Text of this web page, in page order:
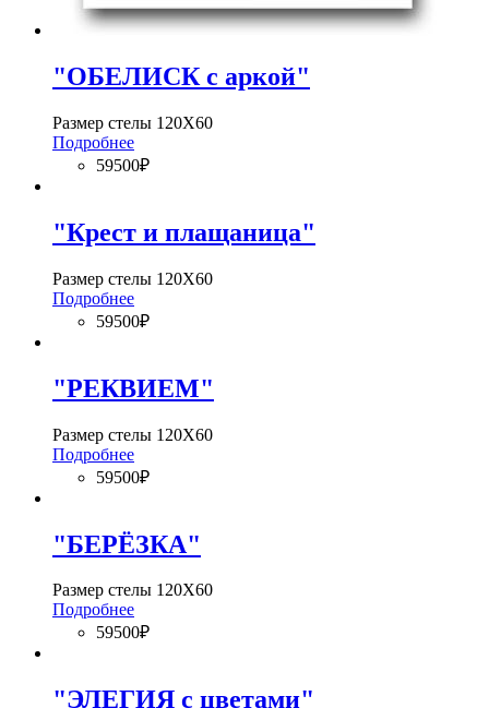
"ОБЕЛИСК с аркой"
Размер стелы 120Х60
Подробнее
59500₽
"Крест и плащаница"
Размер стелы 120Х60
Подробнее
59500₽
"РЕКВИЕМ"
Размер стелы 120Х60
Подробнее
59500₽
"БЕРЁЗКА"
Размер стелы 120Х60
Подробнее
59500₽
"ЭЛЕГИЯ с цветами"